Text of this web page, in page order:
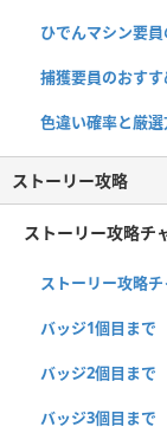
ひでんマシン要
捕獲要員のおすす
色違い確率と厳
ストーリー攻略
ストーリー攻略チ
ストーリー攻略チ
バッジ1個目まで
バッジ2個目まで
バッジ3個目まで